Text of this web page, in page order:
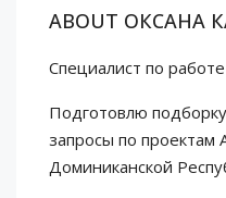
ABOUT ОКСАНА
Специалист по
Подготовлю
запросы по проектам
Доминиканской